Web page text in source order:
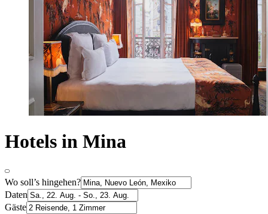
Hotels in Mina
Wo soll’s hingehen?
Daten
Gäste